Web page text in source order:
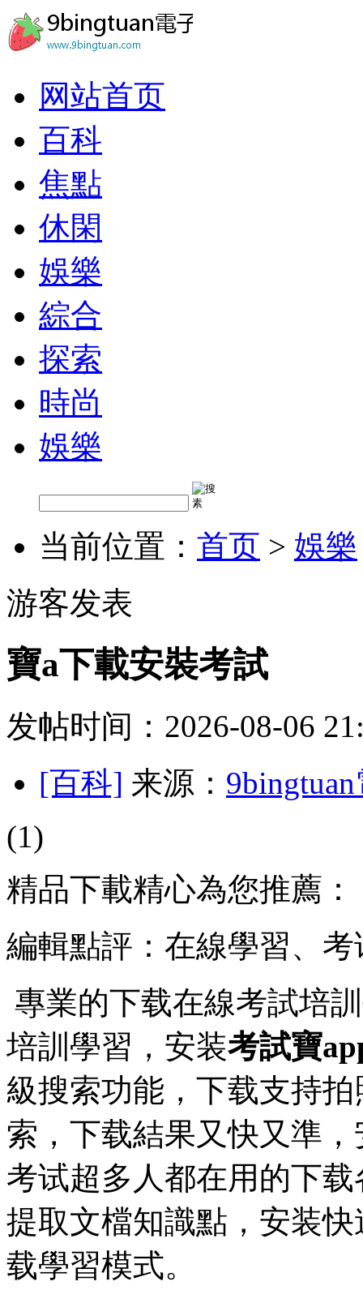
网站首页
百科
焦點
休閑
娛樂
綜合
探索
時尚
娛樂
当前位置： 首页 > 娛樂
游客发表
寶a下載安裝考試
发帖时间：2026-08-06
[百科] 来源：
(1)
精品下載精心為您推薦：
編輯點評：在線學習、
專業的下载在線考試培
培訓學習，安装考試寶
級搜索功能，下载支持
索，下载結果又快又準
考试超多人都在用的下
提取文檔知識點，安装
载學習模式。